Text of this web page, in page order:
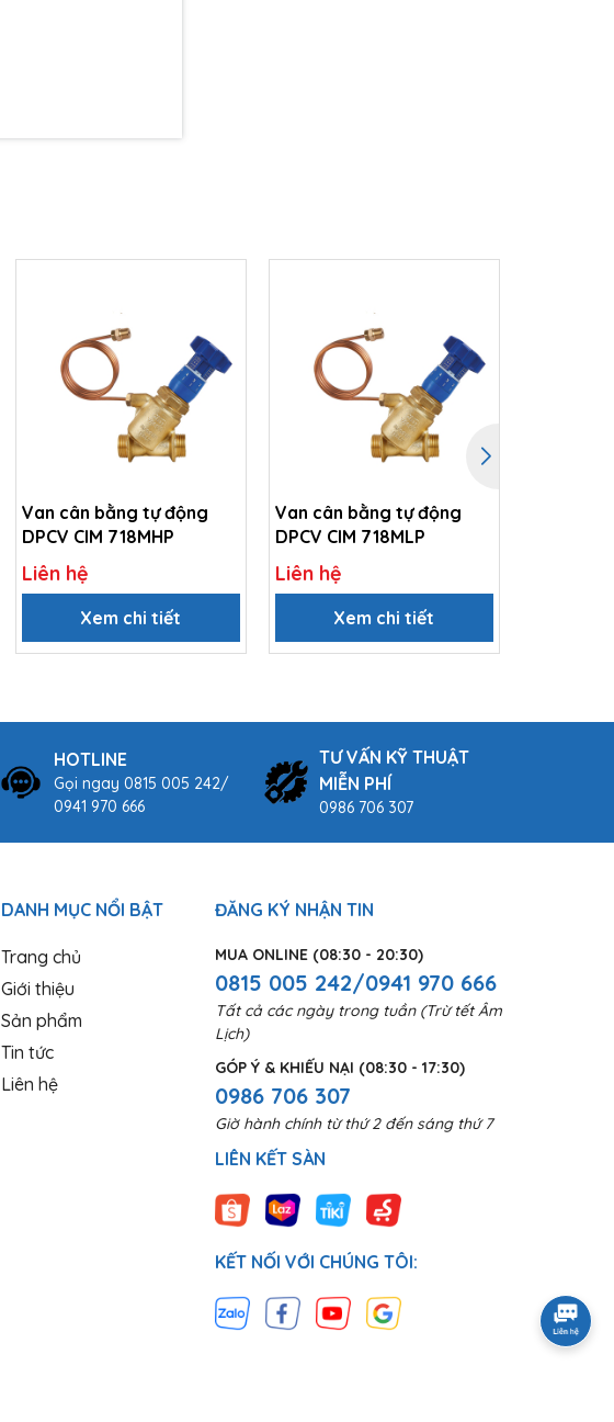
Van cân bằng tự động
DPCV CIM 718MHP
Liên hệ
Xem chi tiết
Van cân bằng tự động
DPCV CIM 718MLP
Liên hệ
Xem chi tiết
HOTLINE
Gọi ngay 0815 005 242/
0941 970 666
TƯ VẤN KỸ THUẬT
MIỄN PHÍ
0986 706 307
DANH MỤC NỔI BẬT
Trang chủ
Giới thiệu
Sản phẩm
Tin tức
Liên hệ
ĐĂNG KÝ NHẬN TIN
MUA ONLINE (08:30 - 20:30)
0815 005 242/0941 970 666
Tất cả các ngày trong tuần (Trừ tết Âm
Lịch)
GÓP Ý & KHIẾU NẠI (08:30 - 17:30)
0986 706 307
Giờ hành chính từ thứ 2 đến sáng thứ 7
LIÊN KẾT SÀN
KẾT NỐI VỚI CHÚNG TÔI: